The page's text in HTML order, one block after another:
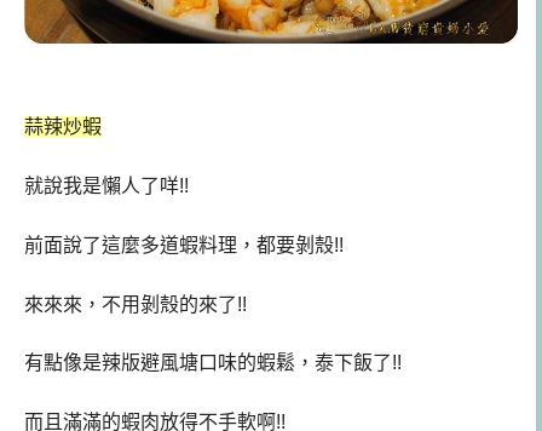
蒜辣炒蝦
就說我是懶人了咩!!
前面說了這麼多道蝦料理，都要剝殼!!
來來來，不用剝殼的來了!!
有點像是辣版避風塘口味的蝦鬆，泰下飯了!!
而且滿滿的蝦肉放得不手軟啊!!